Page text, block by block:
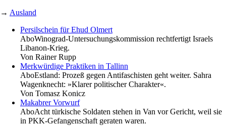
→ Ausland
Persilschein für Ehud Olmert
AboWinograd-Untersuchungskommission rechtfertigt Israels
Libanon-Krieg.
Von Rainer Rupp
Merkwürdige Praktiken in Tallinn
AboEstland: Prozeß gegen Antifaschisten geht weiter. Sahra
Wagenknecht: »Klarer politischer Charakter«.
Von Tomasz Konicz
Makabrer Vorwurf
AboAcht türkische Soldaten stehen in Van vor Gericht, weil sie
in PKK-Gefangenschaft geraten waren.